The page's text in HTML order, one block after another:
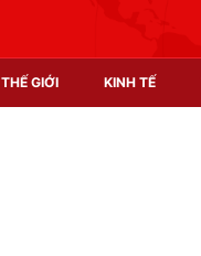
THẾ GIỚI KINH TẾ